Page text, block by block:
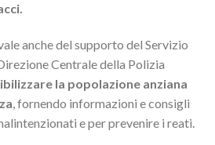
anche del supporto del Servizio
Centrale della Polizia
la popolazione anziana
, fornendo informazioni e consigli
e per prevenire i reati.